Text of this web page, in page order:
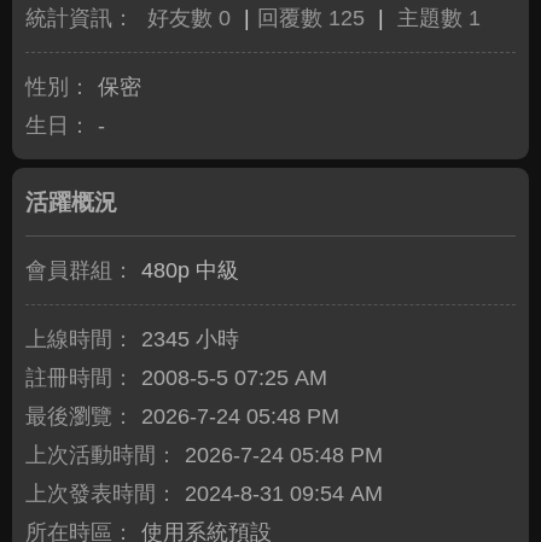
統計資訊： 好友數 0 回覆數 125 主題數 1
性別：
保密
生日：
-
活躍概況
會員群組： 480p 中級
上線時間：
2345 小時
註冊時間：
2008-5-5 07:25 AM
最後瀏覽：
2026-7-24 05:48 PM
上次活動時間：
2026-7-24 05:48 PM
上次發表時間：
2024-8-31 09:54 AM
所在時區：
使用系統預設